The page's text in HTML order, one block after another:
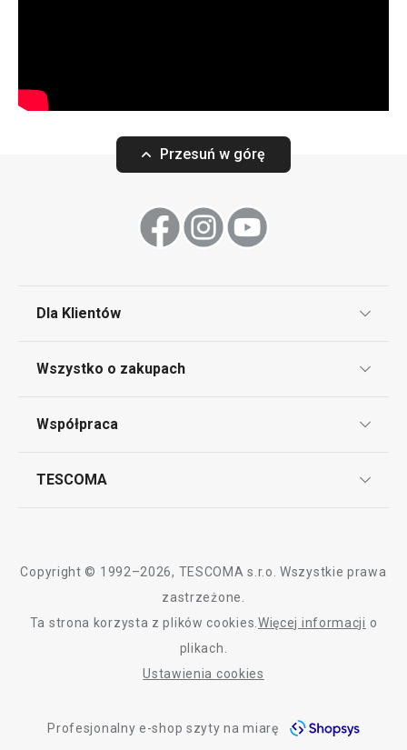
Przesuń w górę
Dla Klientów
Bony podarunkowe
Wszystko o zakupach
Dostawa i sposoby płatności
Współpraca
TESCOMA
Graficzne oznaczenie produktów
Polityka prywatności
Copyright © 1992–2026, TESCOMA s.r.o. Wszystkie prawa
zastrzeżone.
Ta strona korzysta z plików cookies. Więcej informacji o
plikach.
Ustawienia cookies
Profesjonalny e-shop szyty na miarę